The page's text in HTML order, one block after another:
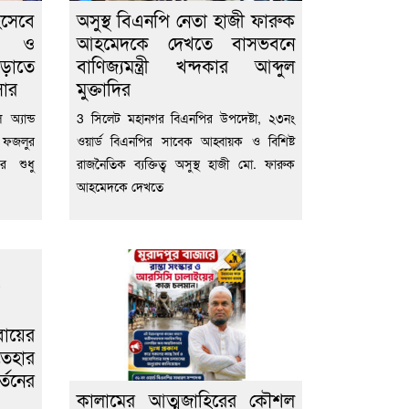
ও
ফজলুর
শুধু
অসুস্থ বিএনপি নেতা হাজী ফারুক
আহমেদকে দেখতে বাসভবনে
বাণিজ্যমন্ত্রী খন্দকার আব্দুল
মুক্তাদির
3 সিলেট মহানগর বিএনপির উপদেষ্টা, ২৩নং
ওয়ার্ড বিএনপির সাবেক আহ্বায়ক ও বিশিষ্ট
রাজনৈতিক ব্যক্তিত্ব অসুস্থ হাজী মো. ফারুক
আহমেদকে দেখতে
কালামের আত্মজাহিরের কৌশল